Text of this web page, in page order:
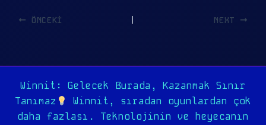
ÖNCEKI NEXT
Winnit: Gelecek Burada, Kazanmak Sınır
Tanımaz
Winnit, sıradan oyunlardan çok
daha fazlası. Teknolojinin ve heyecanın